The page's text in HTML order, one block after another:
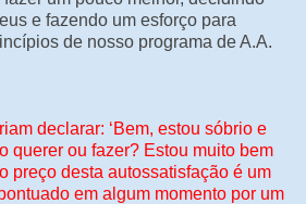
e fazendo um esforço para
de nosso programa de A.A.
declarar: ‘Bem, estou sóbrio e
querer ou fazer? Estou muito bem
preço desta autossatisfação é um
em algum momento por um